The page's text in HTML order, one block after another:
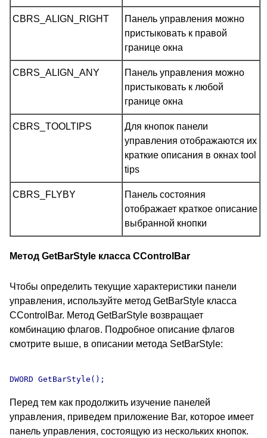
CBRS_ALIGN_RIGHT
Панель управления можно
пристыковать к правой
границе окна
CBRS_ALIGN_ANY
Панель управления можно
пристыковать к любой
границе окна
CBRS_TOOLTIPS
Для кнопок панели
управления отображаются их
краткие описания в окнах tool
tips
CBRS_FLYBY
Панель состояния
отображает краткое описание
выбранной кнопки
Метод GetBarStyle класса CControlBar
Чтобы определить текущие характеристики панели
управления, используйте метод GetBarStyle класса
CControlBar. Метод GetBarStyle возвращает
комбинацию флагов. Подробное описание флагов
смотрите выше, в описании метода SetBarStyle:
Перед тем как продолжить изучение панелей
управления, приведем приложение Bar, которое имеет
панель управления, состоящую из нескольких кнопок.